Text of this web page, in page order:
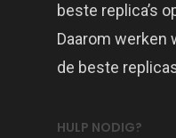
beste replica’s
Daarom werken
de beste
HULP NODIG?